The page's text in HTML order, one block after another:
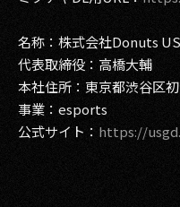
名称：株式会社Donuts
代表取締役：高橋大輔
本社住所：東京都渋谷区
事業：esports
公式サイト： https://